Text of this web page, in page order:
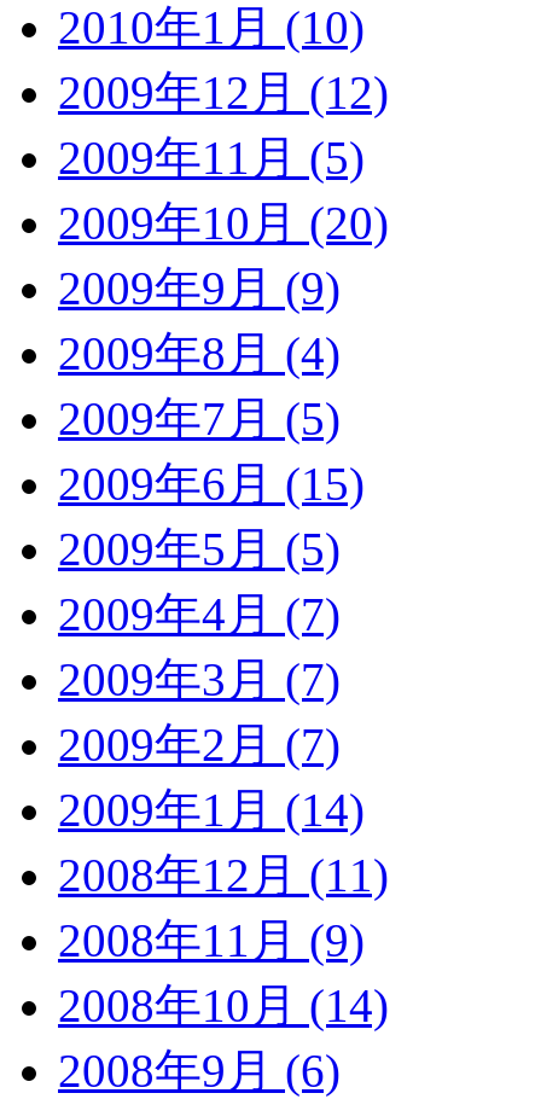
2010年1月 (10)
2009年12月 (12)
2009年11月 (5)
2009年10月 (20)
2009年9月 (9)
2009年8月 (4)
2009年7月 (5)
2009年6月 (15)
2009年5月 (5)
2009年4月 (7)
2009年3月 (7)
2009年2月 (7)
2009年1月 (14)
2008年12月 (11)
2008年11月 (9)
2008年10月 (14)
2008年9月 (6)